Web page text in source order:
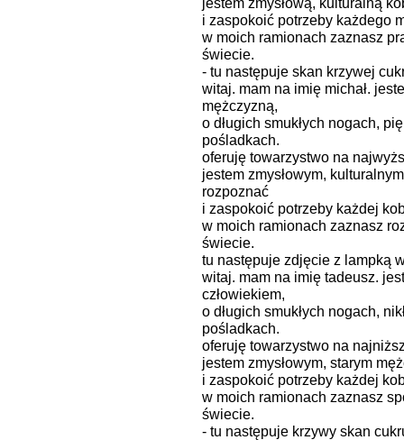
i zaspokoić potrzeby każdego
w moich ramionach zaznasz
świecie.
- tu następuje skan krzywej
witaj. mam na imię michał.
mężczyzną,
o długich smukłych nogach,
pośladkach.
oferuję towarzystwo na
jestem zmysłowym,
rozpoznać
i zaspokoić potrzeby każdej
w moich ramionach zaznasz
świecie.
tu następuje zdjęcie z lampką
witaj. mam na imię tadeusz.
człowiekiem,
o długich smukłych nogach,
pośladkach.
oferuję towarzystwo na
jestem zmysłowym, starym
i zaspokoić potrzeby każdej
w moich ramionach zaznasz
świecie.
- tu następuje krzywy skan